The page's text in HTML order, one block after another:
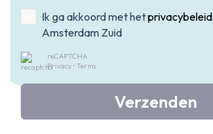
Ik ga akkoord met hetprivacybeleid
Amsterdam Zuid
reCAPTCHA
Privacy • Terms
Verzenden